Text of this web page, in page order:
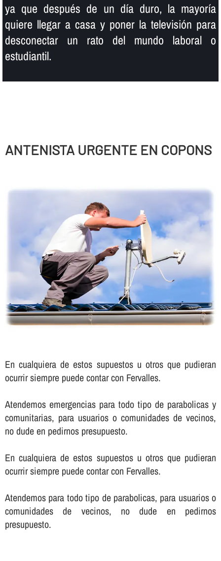
ya que después de un dí­a duro, la mayorí­a
quiere llegar a casa y poner la televisión para
desconectar un rato del mundo laboral o
estudiantil.
ANTENISTA URGENTE EN COPONS
En cualquiera de estos supuestos u otros que pudieran
ocurrir siempre puede contar con Fervalles.
Atendemos emergencias para todo tipo de parabolicas y
comunitarias, para usuarios o comunidades de vecinos,
no dude en pedirnos presupuesto.
En cualquiera de estos supuestos u otros que pudieran
ocurrir siempre puede contar con Fervalles.
Atendemos para todo tipo de parabolicas, para usuarios o
comunidades de vecinos, no dude en pedirnos
presupuesto.